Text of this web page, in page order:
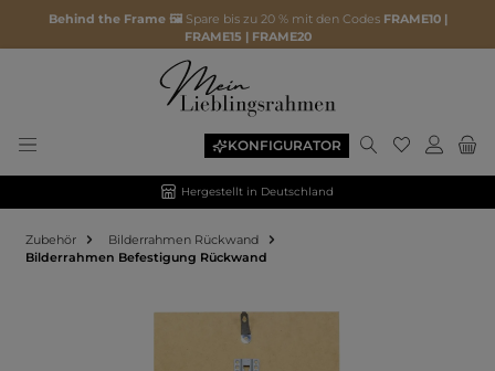
Behind the Frame 🖼️ Spare bis zu 20 % mit den Codes FRAME10 |
FRAME15 | FRAME20
KONFIGURATOR
Hergestellt in Deutschland
Zubehör
Bilderrahmen Rückwand
Bilderrahmen Befestigung Rückwand